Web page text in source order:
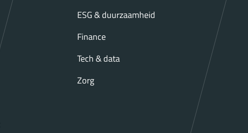
ESG & duurzaamheid
Finance
Tech & data
Zorg